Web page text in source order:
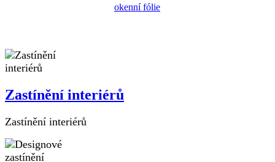
okenní fólie
Zastínění interiérů
Zastínění interiérů